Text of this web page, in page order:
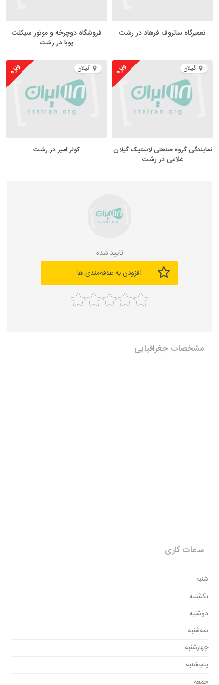
تعمیرگاه سانروف فرهاد در رشت
فروشگاه دوچرخه و موتور سیکلت
پویا در رشت
گیلان ویژه
نمایندگی گروه صنعتی لاستیک گیلان
غلامی در رشت
گیلان ویژه
کولر امیر در رشت
تایید شده
افزودن به علاقه‌مندی ها
مشخصات جغرافیایی
ساعات کاری
شنبه
یکشنبه
دوشنبه
سه‌شنبه
چهارشنبه
پنجشنبه
جمعه